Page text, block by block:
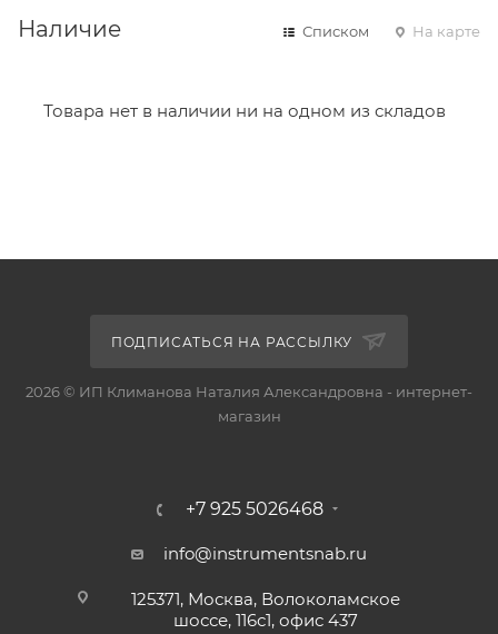
Наличие Списком На карте
Товара нет в наличии ни на одном из складов
ПОДПИСАТЬСЯ НА РАССЫЛКУ
2026 © ИП Климанова Наталия Александровна - интернет-
магазин
+7 925 5026468
info@instrumentsnab.ru
125371, Москва, Волоколамское
шоссе, 116с1, офис 437